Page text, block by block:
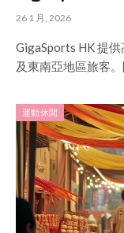
26 1 月, 2026
GigaSports HK 提
及東南亞地區旅客
運動休閒